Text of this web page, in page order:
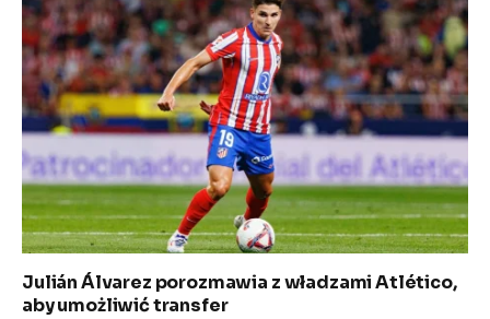
Julián Álvarez porozmawia z władzami Atlético,
aby umożliwić transfer